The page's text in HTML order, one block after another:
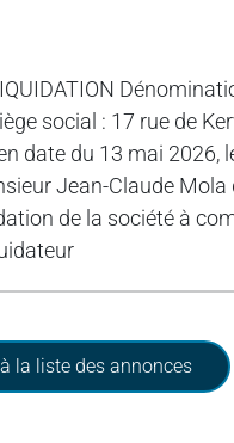
social : 17 rue de
date du 13 mai
Jean-Claude
de la société à
la liste des annonces